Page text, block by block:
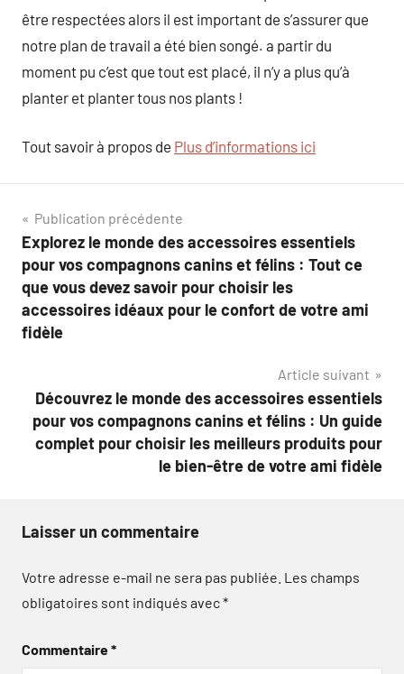
être respectées alors il est important de s’assurer que
notre plan de travail a été bien songé. a partir du
moment pu c’est que tout est placé, il n’y a plus qu’à
planter et planter tous nos plants !
Tout savoir à propos de Plus d’informations ici
Navigation
de
l’article
Publication précédente
Explorez le monde des accessoires essentiels
pour vos compagnons canins et félins : Tout ce
que vous devez savoir pour choisir les
accessoires idéaux pour le confort de votre ami
fidèle
Article suivant
Découvrez le monde des accessoires essentiels
pour vos compagnons canins et félins : Un guide
complet pour choisir les meilleurs produits pour
le bien-être de votre ami fidèle
Laisser un commentaire
Votre adresse e-mail ne sera pas publiée. Les champs
obligatoires sont indiqués avec*
Commentaire*